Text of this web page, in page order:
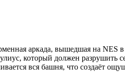
аркада, вышедшая на NES
который должен разрушить
вся башня, что создаёт